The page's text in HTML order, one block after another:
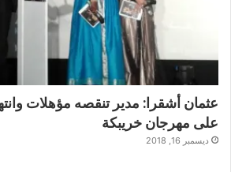
عثمان أشقرا: مدير تنقصه مؤهلات
على مهرجان خريبكة
ديسمبر 16, 2018